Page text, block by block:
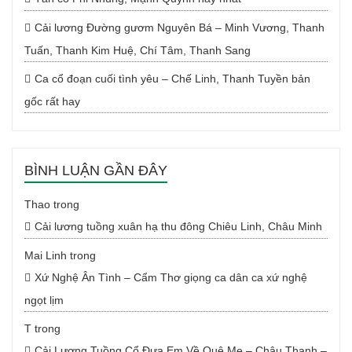
Cải lương Đường gươm Nguyên Bá – Minh Vương, Thanh
Tuấn, Thanh Kim Huệ, Chí Tâm, Thanh Sang
Ca cổ đoạn cuối tình yêu – Chế Linh, Thanh Tuyền bản
gốc rất hay
BÌNH LUẬN GẦN ĐÂY
Thao trong
Cải lương tuồng xuân hạ thu đông Chiêu Linh, Châu Minh
Mai Linh trong
Xứ Nghệ Ân Tình – Cẩm Thơ giọng ca dân ca xứ nghệ
ngọt lịm
T trong